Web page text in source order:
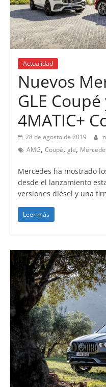
Actualidad
Nuevos
GLE
4MATIC+
28 de agosto de 2019
AMG, Coupé, gle,
Mercedes ha mostrado
desde el lanzamiento
versiones diésel y una
Leer más